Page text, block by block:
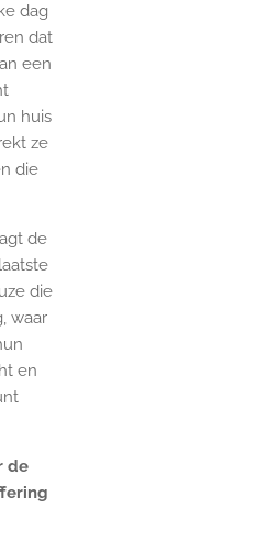
dag
dat
een
huis
ze
die
de
die
waar
en
de